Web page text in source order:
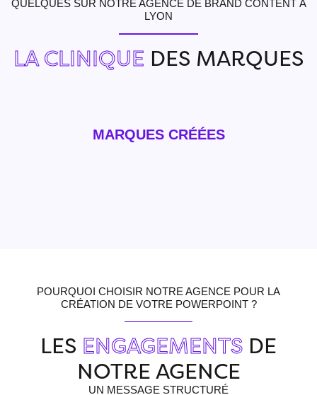
QUELQUES SUR NOTRE AGENCE DE BRAND CONTENT À
LYON
LA CLINIQUE DES MARQUES
MARQUES CRÉÉES
POURQUOI CHOISIR NOTRE AGENCE POUR LA
CRÉATION DE VOTRE POWERPOINT ?
LES ENGAGEMENTS DE
NOTRE AGENCE
UN MESSAGE STRUCTURÉ